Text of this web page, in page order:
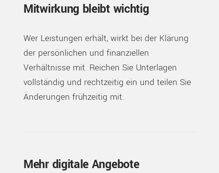
Mitwirkung bleibt wichtig
Wer Leistungen erhält, wirkt bei der Klärung
der persönlichen und finanziellen
Verhältnisse mit. Reichen Sie Unterlagen
vollständig und rechtzeitig ein und teilen Sie
Änderungen frühzeitig mit.
Mehr digitale Angebote